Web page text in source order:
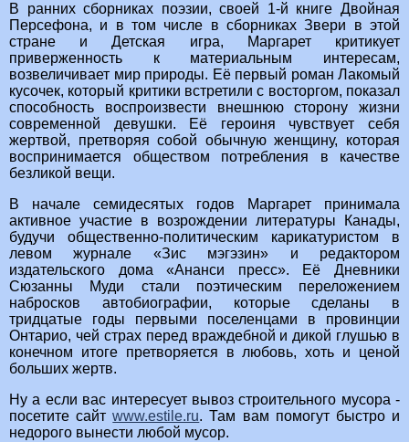
В ранних сборниках поэзии, своей 1-й книге Двойная
Персефона, и в том числе в сборниках Звери в этой
стране и Детская игра, Маргарет критикует
приверженность к материальным интересам,
возвеличивает мир природы. Её первый роман Лакомый
кусочек, который критики встретили с восторгом, показал
способность воспроизвести внешнюю сторону жизни
современной девушки. Её героиня чувствует себя
жертвой, претворяя собой обычную женщину, которая
воспринимается обществом потребления в качестве
безликой вещи.
В начале семидесятых годов Маргарет принимала
активное участие в возрождении литературы Канады,
будучи общественно-политическим карикатуристом в
левом журнале «Зис мэгэзин» и редактором
издательского дома «Ананси пресс». Её Дневники
Сюзанны Муди стали поэтическим переложением
набросков автобиографии, которые сделаны в
тридцатые годы первыми поселенцами в провинции
Онтарио, чей страх перед враждебной и дикой глушью в
конечном итоге претворяется в любовь, хоть и ценой
больших жертв.
Ну а если вас интересует вывоз строительного мусора -
посетите сайтwww.estile.ru. Там вам помогут быстро и
недорого вынести любой мусор.